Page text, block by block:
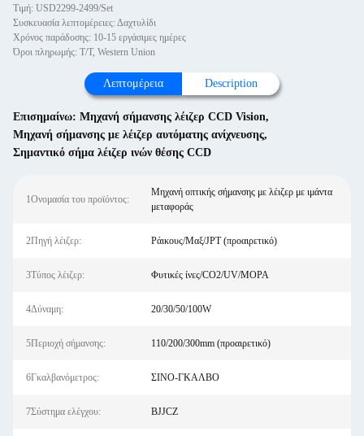
Τιμή: USD2299-2499/Set
Συσκευασία λεπτομέρειες: Δαχτυλίδι
Χρόνος παράδοσης: 10-15 εργάσιμες ημέρες
Όροι πληρωμής: T/T, Western Union
Λεπτομέρεια Description
Επισημαίνω: Μηχανή σήμανσης λέιζερ CCD Vision,
Μηχανή σήμανσης με λέιζερ αυτόματης ανίχνευσης,
Σημαντικό σήμα λέιζερ ινών θέσης CCD
1Ονομασία του προϊόντος:
Μηχανή οπτικής σήμανσης με λέιζερ με ιμάντα
μεταφοράς
2Πηγή λέιζερ: Ράικους/Μαξ/JPT (προαιρετικό)
3Τύπος λέιζερ: Φυτικές ίνες/CO2/UV/MOPA
4Δύναμη: 20/30/50/100W
5Περιοχή σήμανσης: 110/200/300mm (προαιρετικό)
6Γκαλβανόμετρος: ΣΙΝΟ-ΓΚΑΛΒΟ
7Σύστημα ελέγχου: BJJCZ